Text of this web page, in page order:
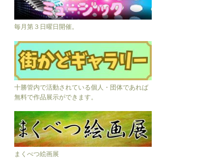
毎月第３日曜日開催。
十勝管内で活動されている個人・団体であれば
無料で作品展示ができます。
まくべつ絵画展